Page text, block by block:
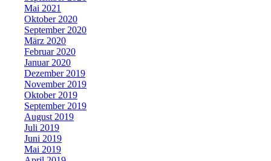
Mai 2021
Oktober 2020
September 2020
März 2020
Februar 2020
Januar 2020
Dezember 2019
November 2019
Oktober 2019
September 2019
August 2019
Juli 2019
Juni 2019
Mai 2019